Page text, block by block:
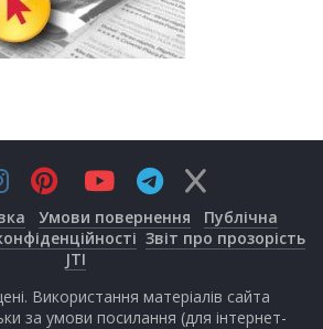
Умови повернення
Публічна
Звіт про прозорість
JTI
Використання матеріалів сайта
за умови посилання (для інтернет-